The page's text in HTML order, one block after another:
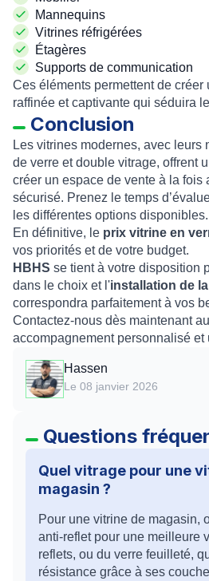
Mannequins
Vitrines réfrigérées
Étagères
Supports de communication
Ces éléments permettent de créer
raffinée et captivante qui séduira
Conclusion
Les vitrines modernes, avec leurs
de verre et double vitrage, offrent
créer un espace de vente à la fois
sécurisé. Prenez le temps
les différentes options disponibles.
En définitive, le prix vitrine en
vos priorités et de votre budget.
HBHS se tient à votre disposition
dans le choix et l'installation de
correspondra parfaitement à vos
Contactez-nous dès maintenant au
accompagnement personnalisé et
Hassen
Le 08 janvier 2026
Questions
Quel vitrage pour une
magasin ?
Pour une vitrine de magasin,
anti-reflet pour une meilleure
reflets, ou du verre feuilleté,
résistance grâce à ses